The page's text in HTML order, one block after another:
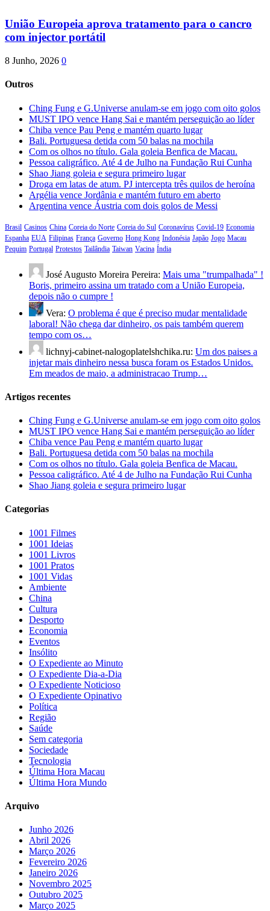
União Europeia aprova tratamento para o cancro
com injector portátil
8 Junho, 2026 0
Outros
Ching Fung e G.Universe anulam-se em jogo com oito golos
MUST IPO vence Hang Sai e mantém perseguição ao líder
Chiba vence Pau Peng e mantém quarto lugar
Bali. Portuguesa detida com 50 balas na mochila
Com os olhos no título. Gala goleia Benfica de Macau.
Pessoa caligráfico. Até 4 de Julho na Fundação Rui Cunha
Shao Jiang goleia e segura primeiro lugar
Droga em latas de atum. PJ intercepta três quilos de heroína
Argélia vence Jordânia e mantém futuro em aberto
Argentina vence Áustria com dois golos de Messi
Brasil Casinos China Coreia do Norte Coreia do Sul Coronavírus Covid-19 Economia
Espanha EUA Filipinas França Governo Hong Kong Indonésia Japão Jogo Macau
Pequim Portugal Protestos Tailândia Taiwan Vacina Índia
José Augusto Moreira Pereira: Mais uma "trumpalhada" !
Boris, primeiro assina um tratado com a União Europeia,
depois não o cumpre !
Vera: O problema é que é preciso mudar mentalidade
laboral! Não chega dar dinheiro, os pais também querem
tempo com os…
lichnyj-cabinet-nalogoplatelshchika.ru: Um dos paises a
injetar mais dinheiro nessa busca foram os Estados Unidos.
Em meados de maio, a administracao Trump…
Artigos recentes
Ching Fung e G.Universe anulam-se em jogo com oito golos
MUST IPO vence Hang Sai e mantém perseguição ao líder
Chiba vence Pau Peng e mantém quarto lugar
Bali. Portuguesa detida com 50 balas na mochila
Com os olhos no título. Gala goleia Benfica de Macau.
Pessoa caligráfico. Até 4 de Julho na Fundação Rui Cunha
Shao Jiang goleia e segura primeiro lugar
Categorias
1001 Filmes
1001 Ideias
1001 Livros
1001 Pratos
1001 Vidas
Ambiente
China
Cultura
Desporto
Economia
Eventos
Insólito
O Expediente ao Minuto
O Expediente Dia-a-Dia
O Expediente Noticioso
O Expediente Opinativo
Política
Região
Saúde
Sem categoria
Sociedade
Tecnologia
Última Hora Macau
Última Hora Mundo
Arquivo
Junho 2026
Abril 2026
Março 2026
Fevereiro 2026
Janeiro 2026
Novembro 2025
Outubro 2025
Março 2025